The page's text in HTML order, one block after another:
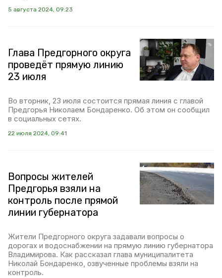
5 августа 2024, 09:23
Глава Предгорного округа
проведёт прямую линию
23 июля
Во вторник, 23 июля состоится прямая линия с главой
Предгорья Николаем Бондаренко. Об этом он сообщил
в социальных сетях.
22 июля 2024, 09:41
Вопросы жителей
Предгорья взяли на
контроль после прямой
линии губернатора
Жители Предгорного округа задавали вопросы о
дорогах и водоснабжении на прямую линию губернатора
Владимирова. Как рассказал глава муниципалитета
Николай Бондаренко, озвученные проблемы взяли на
контроль.